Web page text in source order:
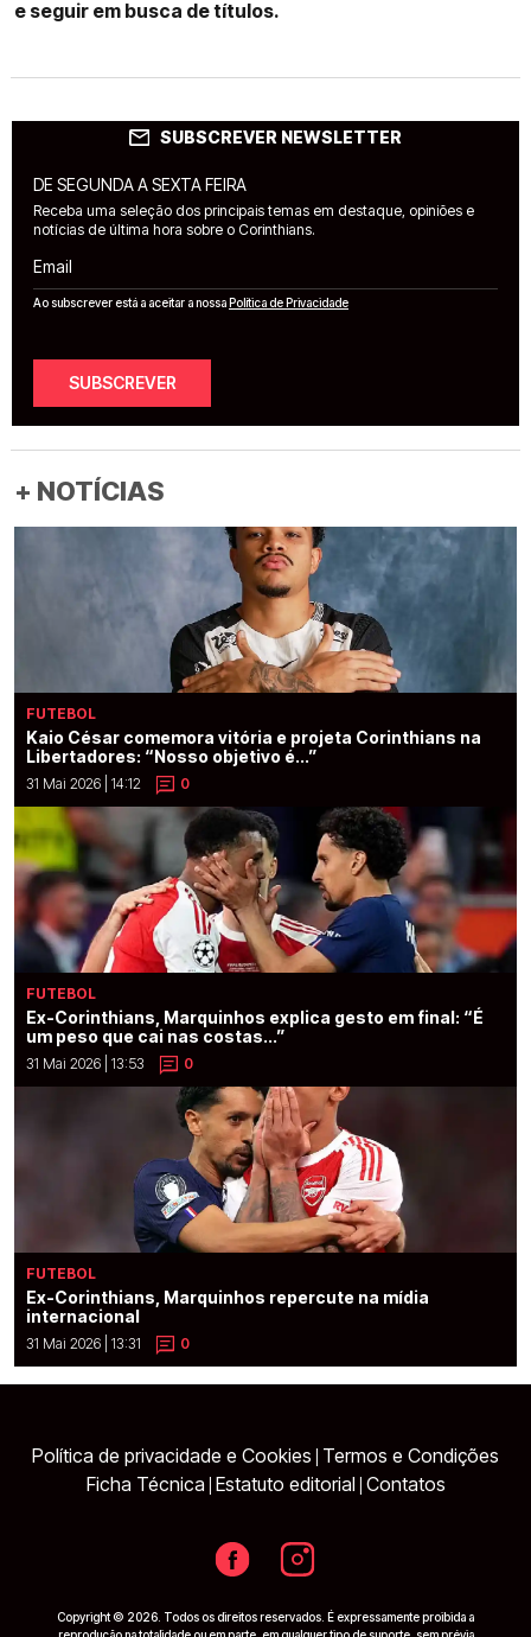
e seguir em busca de títulos.
SUBSCREVER NEWSLETTER
DE SEGUNDA A SEXTA FEIRA
Receba uma seleção dos principais temas em destaque, opiniões e
notícias de última hora sobre o Corinthians.
Email
Ao subscrever está a aceitar a nossaPolítica de Privacidade
SUBSCREVER
+ NOTÍCIAS
FUTEBOL
Kaio César comemora vitória e projeta Corinthians na
Libertadores: “Nosso objetivo é...”
31 Mai 2026 | 14:12 0
FUTEBOL
Ex-Corinthians, Marquinhos explica gesto em final: “É
um peso que cai nas costas...”
31 Mai 2026 | 13:53 0
FUTEBOL
Ex-Corinthians, Marquinhos repercute na mídia
internacional
31 Mai 2026 | 13:31 0
Política de privacidade e Cookies Termos e Condições
Ficha Técnica Estatuto editorial Contatos
Copyright © 2026. Todos os direitos reservados. É expressamente proibida a